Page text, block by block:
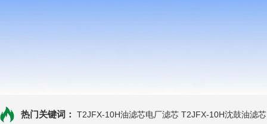
热门关键词： T2JFX-10H油滤芯电厂滤芯 T2JFX-10H沈鼓油滤芯